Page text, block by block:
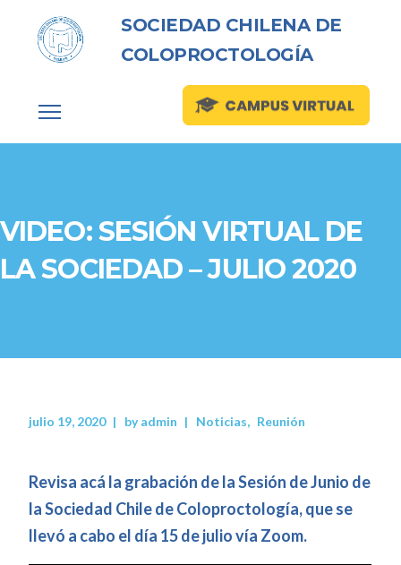
SOCIEDAD CHILENA DE
COLOPROCTOLOGÍA
VIDEO: SESIÓN VIRTUAL DE
LA SOCIEDAD – JULIO 2020
julio 19, 2020 byadmin Noticias Reunión
Revisa acá la grabación de la Sesión de Junio de
la Sociedad Chile de Coloproctología, que se
llevó a cabo el día 15 de julio vía Zoom.